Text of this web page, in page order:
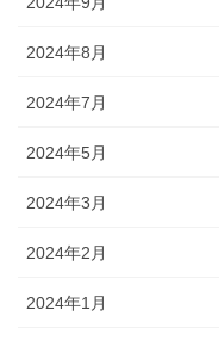
2024年8月
2024年7月
2024年5月
2024年3月
2024年2月
2024年1月